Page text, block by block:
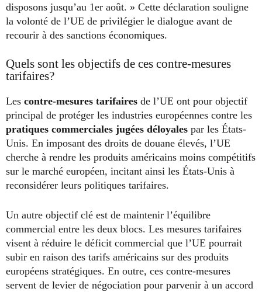
disposons jusqu’au 1er août. » Cette déclaration souligne
la volonté de l’UE de privilégier le dialogue avant de
recourir à des sanctions économiques.
Quels sont les objectifs de ces contre-mesures
tarifaires?
Les contre-mesures tarifaires de l’UE ont pour objectif
principal de protéger les industries européennes contre les
pratiques commerciales jugées déloyales par les États-
Unis. En imposant des droits de douane élevés, l’UE
cherche à rendre les produits américains moins compétitifs
sur le marché européen, incitant ainsi les États-Unis à
reconsidérer leurs politiques tarifaires.
Un autre objectif clé est de maintenir l’équilibre
commercial entre les deux blocs. Les mesures tarifaires
visent à réduire le déficit commercial que l’UE pourrait
subir en raison des tarifs américains sur des produits
européens stratégiques. En outre, ces contre-mesures
servent de levier de négociation pour parvenir à un accord